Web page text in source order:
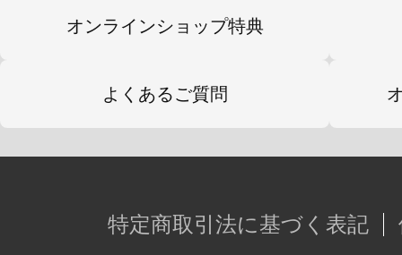
オンラインショップ特典
よくあるご質問
特定商取引法に基づく表記